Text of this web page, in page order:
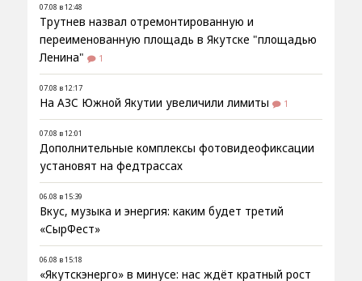
07.08 в 12:48
Трутнев назвал отремонтированную и
переименованную площадь в Якутске "площадью
Ленина"
1
07.08 в 12:17
На АЗС Южной Якутии увеличили лимиты 1
07.08 в 12:01
Дополнительные комплексы фотовидеофиксации
установят на федтрассах
06.08 в 15:39
Вкус, музыка и энергия: каким будет третий
«СырФест»
06.08 в 15:18
«Якутскэнерго» в минусе: нас ждёт кратный рост